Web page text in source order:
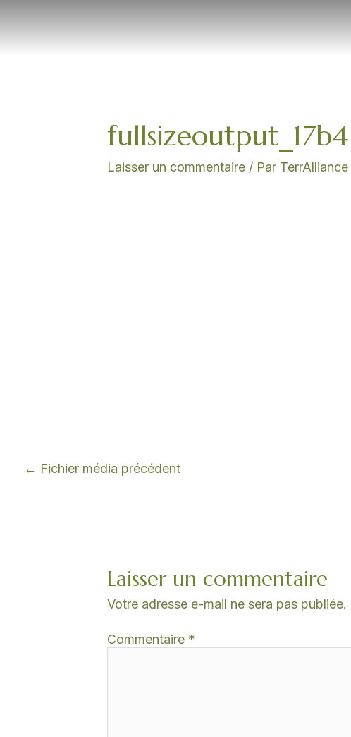
fullsizeoutput_17b4
Laisser un commentaire / Par TerrAlliance
← Fichier média précédent
Laisser un commentaire
Votre adresse e-mail ne sera pas publiée.
Commentaire *